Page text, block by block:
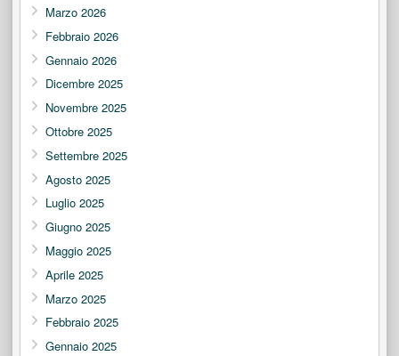
Marzo 2026
Febbraio 2026
Gennaio 2026
Dicembre 2025
Novembre 2025
Ottobre 2025
Settembre 2025
Agosto 2025
Luglio 2025
Giugno 2025
Maggio 2025
Aprile 2025
Marzo 2025
Febbraio 2025
Gennaio 2025